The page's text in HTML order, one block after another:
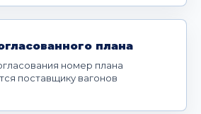
плана
номер плана
поставщику вагонов